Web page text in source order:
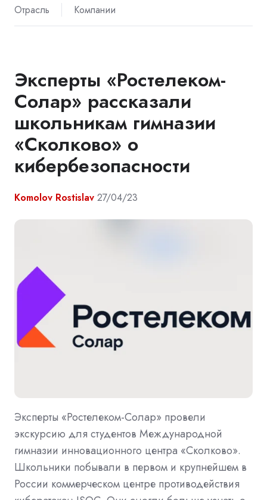
Отрасль
Компании
Эксперты «Ростелеком-
Солар» рассказали
школьникам гимназии
«Сколково» о
кибербезопасности
Komolov Rostislav 27/04/23
Эксперты «Ростелеком-Солар» провели
экскурсию для студентов Международной
гимназии инновационного центра «Сколково».
Школьники побывали в первом и крупнейшем в
России коммерческом центре противодействия